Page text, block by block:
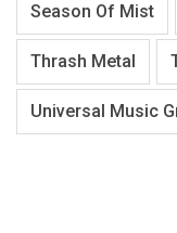
Season Of Mist
Thrash Metal
Universal Music